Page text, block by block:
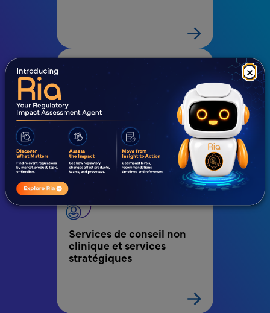
×
Optimisation des
processus métier
Services de conseil non
clinique et services
stratégiques